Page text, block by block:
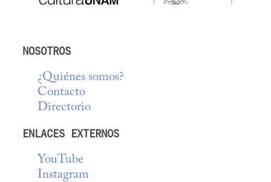
NOSOTROS
¿Quiénes somos?
Contacto
Directorio
ENLACES EXTERNOS
YouTube
Instagram